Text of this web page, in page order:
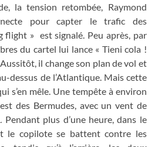
la tension retombée, Raymond
pour capter le trafic des
flight » est signalé. Peu après, par
du cartel lui lance « Tieni cola !
Aussitôt, il change son plan de vol et
dessus de l’Atlantique. Mais cette
s’en mêle. Une tempête à environ
des Bermudes, avec un vent de
plus d’une heure, dans le
le copilote se battent contre les